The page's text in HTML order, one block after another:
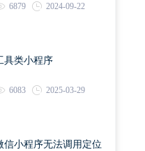
6879 2024-09-22
具类小程序
6083 2025-03-29
信小程序无法调用定位